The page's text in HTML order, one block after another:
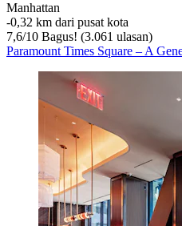
Manhattan
‐0,32 km dari pusat kota
7,6/10 Bagus! (3.061 ulasan)
Paramount Times Square – A